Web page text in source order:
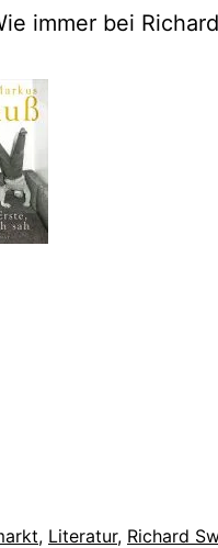
immer bei
, Literatur, Richard